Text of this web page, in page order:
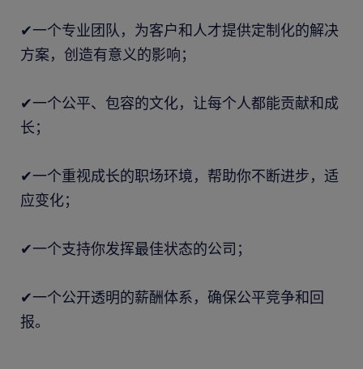
✔一个专业团队，为客户和人才提供定制化的解决
方案，创造有意义的影响；
✔一个公平、包容的文化，让每个人都能贡献和成
长；
✔一个重视成长的职场环境，帮助你不断进步，适
应变化；
✔一个支持你发挥最佳状态的公司；
✔一个公开透明的薪酬体系，确保公平竞争和回
报。